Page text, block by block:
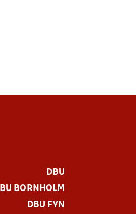
DBU
BORNHOLM
DBU FYN